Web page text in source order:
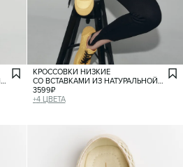
КРОССОВКИ НИЗКИЕ
СО ВСТАВКАМИ ИЗ НАТУРАЛЬНОЙ
ЗАМШИ
3599₽
+4 ЦВЕТА